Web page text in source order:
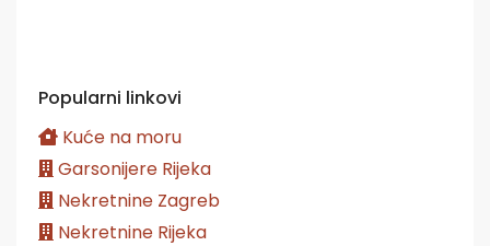
Popularni linkovi
Kuće na moru
Garsonijere Rijeka
Nekretnine Zagreb
Nekretnine Rijeka